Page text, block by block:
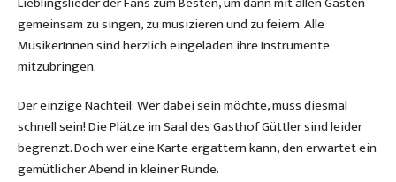
gemeinsam zu singen, zu musizieren und zu feiern. Alle
MusikerInnen sind herzlich eingeladen ihre Instrumente
mitzubringen.
Der einzige Nachteil: Wer dabei sein möchte, muss diesmal
schnell sein! Die Plätze im Saal des Gasthof Güttler sind leider
begrenzt. Doch wer eine Karte ergattern kann, den erwartet ein
gemütlicher Abend in kleiner Runde.